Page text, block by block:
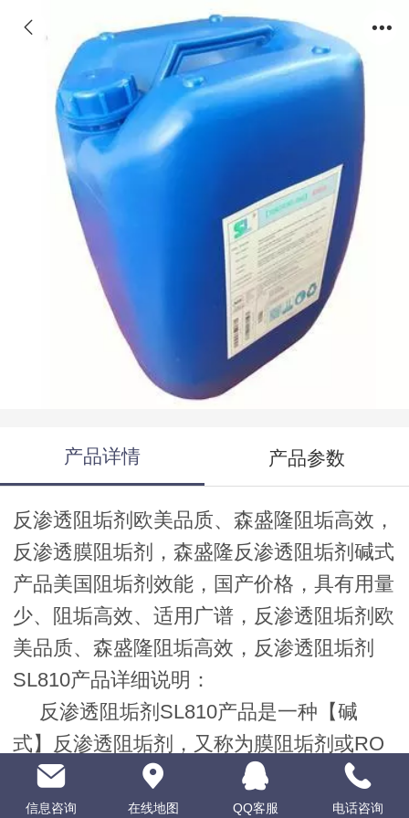
反渗透阻垢剂欧美品质、森盛隆阻垢高效
产品详情 产品参数
反渗透阻垢剂欧美品质、森盛隆阻垢高效，
反渗透膜阻垢剂，森盛隆反渗透阻垢剂碱式
产品美国阻垢剂效能，国产价格，具有用量
少、阻垢高效、适用广谱，反渗透阻垢剂欧
美品质、森盛隆阻垢高效，反渗透阻垢剂
SL810产品详细说明：
反渗透阻垢剂SL810产品是一种【碱
式】反渗透阻垢剂，又称为膜阻垢剂或RO
反渗透膜阻垢剂，是专为反渗透（RO）系
统开发的一种广谱高效阻垢剂。森盛隆反渗
信息咨询 在线地图 QQ客服 电话咨询